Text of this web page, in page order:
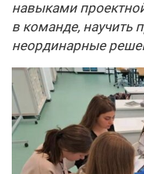
навыками
в команде, научить
неординарные